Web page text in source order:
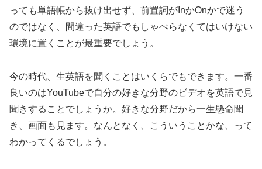
っても単語帳から抜け出せず、前置詞がInかOnかで迷う
のではなく、間違った英語でもしゃべらなくてはいけない
環境に置くことが最重要でしょう。
今の時代、生英語を聞くことはいくらでもできます。一番
良いのはYouTubeで自分の好きな分野のビデオを英語で見
聞きすることでしょうか。好きな分野だから一生懸命聞
き、画面も見ます。なんとなく、こういうことかな、って
わかってくるでしょう。